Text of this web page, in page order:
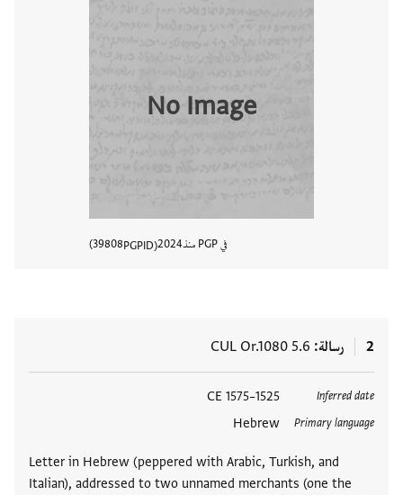
No Image
في PGP منذ 2024
PGPID
39808
2 رسالة CUL Or.1080 5.6
Inferred date
1525–1575 CE
Primary language
Hebrew
Letter in Hebrew (peppered with Arabic, Turkish, and
Italian), addressed to two unnamed merchants (one the
العلامات